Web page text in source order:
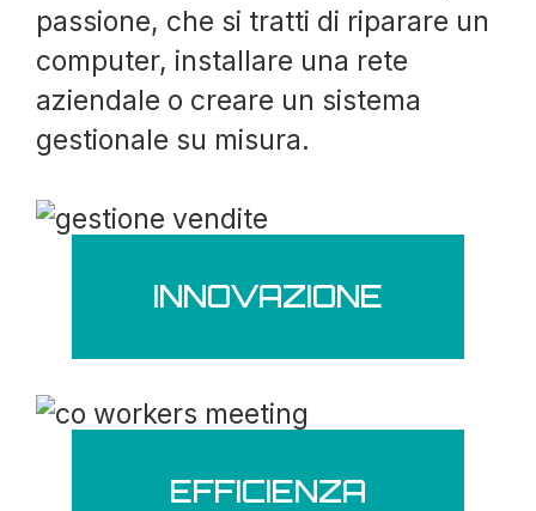
passione, che si tratti di riparare un
computer, installare una rete
aziendale o creare un sistema
gestionale su misura.
INNOVAZIONE
EFFICIENZA